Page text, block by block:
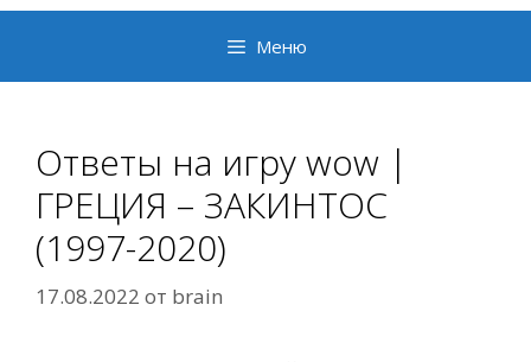
Меню
Ответы на игру wow |
ГРЕЦИЯ – ЗАКИНТОС
(1997-2020)
17.08.2022 от brain